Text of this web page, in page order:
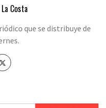
Costa
que se distribuye de